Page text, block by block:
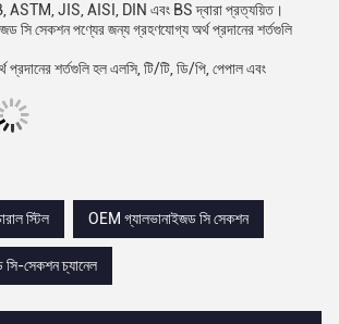
ASTM, JIS, AISI, DIN এবং BS দ্বারা প্রত্যয়িত।
সি সেকশন পণ্যের জন্য গ্রহণযোগ্য অর্থ প্রদানের শর্তগুলি
শর্তগুলি হল এলসি, টি/টি, ডি/পি, পেপাল এবং
স্টিল
OEM গ্যালভানাইজড সি সেকশন
সি-সেকশন চ্যানেল